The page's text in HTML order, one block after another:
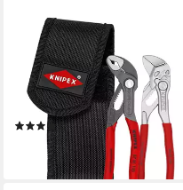
KNIPEX
Zangenset KNIPEX 00 20 72
V04 Mini-Zangenset in
Werkzeuggürteltasche 1 x 87
01 1
(2)
ab 76,94 €
lieferbar - in 2-3 Werktagen bei dir